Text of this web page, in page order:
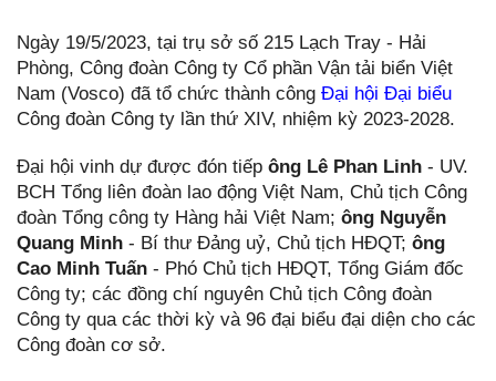
Ngày 19/5/2023, tại trụ sở số 215 Lạch Tray - Hải
Phòng, Công đoàn Công ty Cổ phần Vận tải biển Việt
Nam (Vosco) đã tổ chức thành công Đại hội Đại biểu
Công đoàn Công ty lần thứ XIV, nhiệm kỳ 2023-2028.
Đại hội vinh dự được đón tiếp ông Lê Phan Linh - UV.
BCH Tổng liên đoàn lao động Việt Nam, Chủ tịch Công
đoàn Tổng công ty Hàng hải Việt Nam; ông Nguyễn
Quang Minh - Bí thư Đảng uỷ, Chủ tịch HĐQT; ông
Cao Minh Tuấn - Phó Chủ tịch HĐQT, Tổng Giám đốc
Công ty; các đồng chí nguyên Chủ tịch Công đoàn
Công ty qua các thời kỳ và 96 đại biểu đại diện cho các
Công đoàn cơ sở.